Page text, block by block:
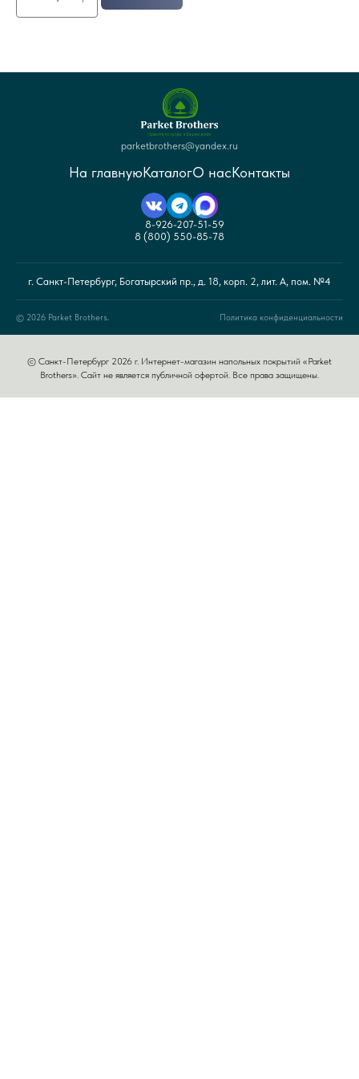
parketbrothers@yandex.ru
На главнуюКаталогО насКонтакты
8-926-207-51-59
8 (800) 550-85-78
г. Санкт-Петербург, Богатырский пр., д. 18, корп. 2, лит. А, пом. №4
© 2026 Parket Brothers. Политика конфиденциальности
© Санкт-Петербург 2026 г. Интернет-магазин напольных покрытий «Parket
Brothers». Сайт не является публичной офертой. Все права защищены.